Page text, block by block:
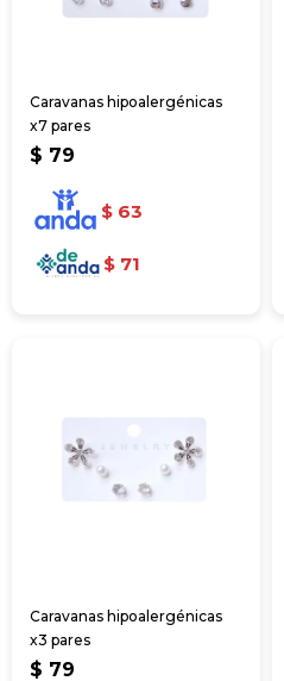
Caravanas hipoalergénicas
x7 pares
$ 79
$ 63
$ 71
Caravanas hipoalergénicas
x3 pares
$ 79